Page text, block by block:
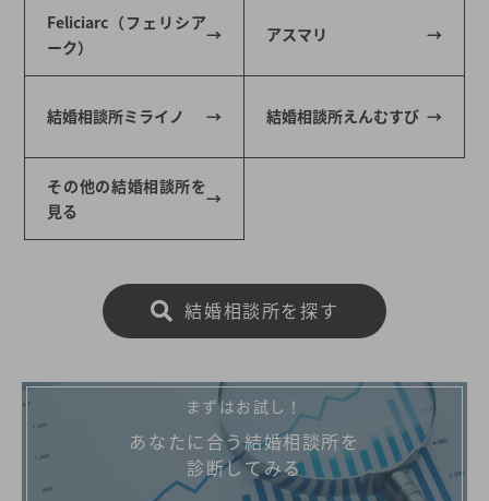
Feliciarc（フェリシア
ーク）
アスマリ
結婚相談所ミライノ 結婚相談所えんむすび
その他の結婚相談所を
見る
結婚相談所を探す
まずはお試し！
あなたに合う結婚相談所を
診断してみる